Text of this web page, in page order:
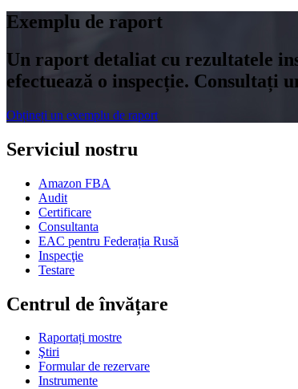
Exemplu de raport
Un raport detaliat cu rezultatele
efectuează o inspecție. Consultați
Obțineți un exemplu de raport
Serviciul nostru
Amazon FBA
Audit
Certificare
Consultanta
EAC pentru Federația Rusă
Inspecţie
Testare
Centrul de învățare
Raportați mostre
Ştiri
Formular de rezervare
Instrumente